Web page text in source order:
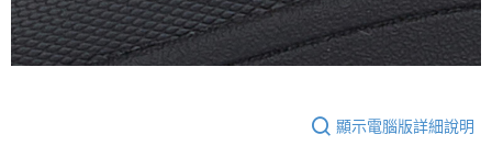
顯示電腦版詳細說明